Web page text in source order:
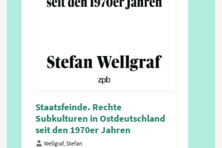
Staatsfeinde. Rechte
Subkulturen in Ostdeutschland
seit den 1970er Jahren
Wellgraf, Stefan